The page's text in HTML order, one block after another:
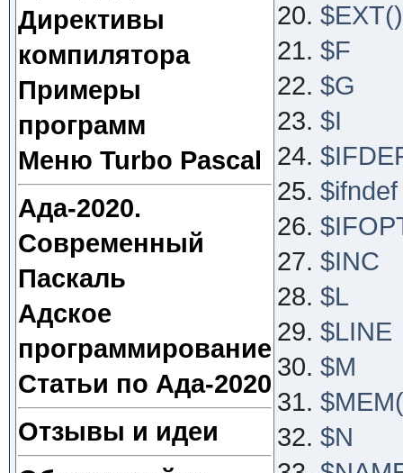
Директивы
компилятора
Примеры
программ
Меню Turbo Pascal
Ада-2020.
Современный
Паскаль
Адское
программирование
Статьи по Ада-2020
Отзывы и идеи
$EXT()
$F
$G
$I
$ifndef
$INC
$L
$LINE
$M
$N